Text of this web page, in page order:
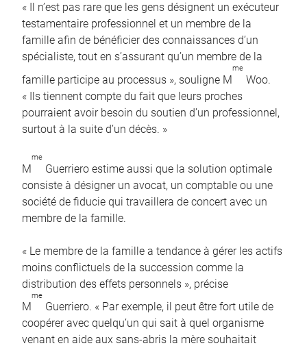
« Il n’est pas rare que les gens désignent un exécuteur
testamentaire professionnel et un membre de la
famille afin de bénéficier des connaissances d’un
spécialiste, tout en s’assurant qu’un membre de la
famille participe au processus », souligne M
me
Woo.
« Ils tiennent compte du fait que leurs proches
pourraient avoir besoin du soutien d’un professionnel,
surtout à la suite d’un décès. »
M
me
Guerriero estime aussi que la solution optimale
consiste à désigner un avocat, un comptable ou une
société de fiducie qui travaillera de concert avec un
membre de la famille.
« Le membre de la famille a tendance à gérer les actifs
moins conflictuels de la succession comme la
distribution des effets personnels », précise
M
me
Guerriero. « Par exemple, il peut être fort utile de
coopérer avec quelqu’un qui sait à quel organisme
venant en aide aux sans-abris la mère souhaitait